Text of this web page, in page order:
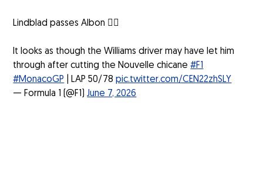
Lindblad passes Albon 😮‍💨
It looks as though the Williams driver may have let him
through after cutting the Nouvelle chicane#F1
#MonacoGP | LAP 50/78pic.twitter.com/CEN22zhSLY
— Formula 1 (@F1)June 7, 2026